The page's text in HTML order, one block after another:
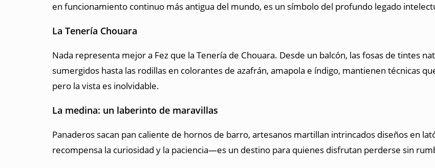
en funcionamiento continuo más antigua del mundo, es un símbolo del profundo legado
La Tenería Chouara
Nada representa mejor a Fez que la Tenería de Chouara. Desde un balcón, las fosas de tintes
sumergidos hasta las rodillas en colorantes de azafrán, amapola e índigo, mantienen técnicas
pero la vista es inolvidable.
La medina: un laberinto de maravillas
Panaderos sacan pan caliente de hornos de barro, artesanos martillan intrincados diseños en
recompensa la curiosidad y la paciencia—es un destino para quienes disfrutan perderse sin